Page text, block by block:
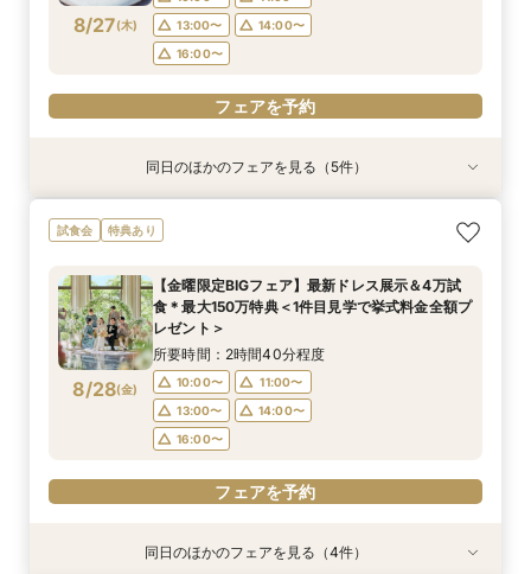
フェアを予約
フェアを予約
フェアを予約
フェアを予約
8/27(木)
13:00〜
14:00〜
16:00〜
フェアを予約
衣装試着 特典あり
8/27(木)
【初めての見学もオススメ】全館見学＆見積もり
相談＆絶品試食付
11:00〜
13:00〜
14:00〜
フェアを予約
特典あり
8/27(木)
【料理重視のお二人へ】全館開放見学&4万試食
付フェア♪
11:00〜
12:00〜
13:00〜
フェアを予約
衣装試着 特典あり
8/27(木)
【マタニティＷ相談会】半年以内ＯＫ＆最大155
万優待付フェア
11:00〜
13:00〜
14:00〜
フェアを予約
衣装試着 特典あり
8/27(木)
【ペットと一緒の結婚式】大切な家族も一緒の結
婚式をご提案
12:00〜
14:30〜
16:00〜
フェアを予約
衣装試着 特典あり
8/27(木)
【予算重視の方◎】平日限定プラン紹介（最大
155万優待）フェア
12:00〜
13:00〜
14:00〜
17:00〜
フェアを予約
同日のほかのフェアを見る（5件）
試食会 特典あり
8/28(金)
【金曜限定BIGフェア】最新ドレス展示＆4万試
食＊最大150万特典＜1件目見学で挙式料金全額プ
レゼント＞
所要時間：2時間40分程度
10:00〜
11:00〜
13:00〜
14:00〜
16:00〜
フェアを予約
衣装試着 特典あり
衣装試着 特典あり
特典あり
特典あり同日のほかのフェアを見る（4件）